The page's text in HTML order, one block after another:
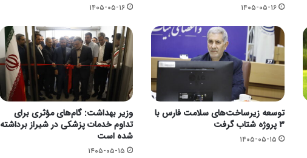
۱۴۰۵-۰۵-۱۶ ۱۴۰۵-۰۵-۱۶
توسعه زیرساخت‌های سلامت فارس با
۳ پروژه شتاب گرفت
۱۴۰۵-۰۵-۱۵
وزیر بهداشت: گام‌های مؤثری برای
تداوم خدمات پزشکی در شیراز برداشته
شده است
۱۴۰۵-۰۵-۱۵